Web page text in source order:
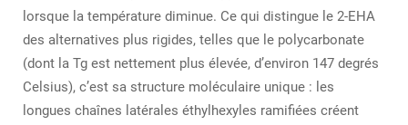
lorsque la température diminue. Ce qui distingue le 2-EHA
des alternatives plus rigides, telles que le polycarbonate
(dont la Tg est nettement plus élevée, d’environ 147 degrés
Celsius), c’est sa structure moléculaire unique : les
longues chaînes latérales éthylhexyles ramifiées créent